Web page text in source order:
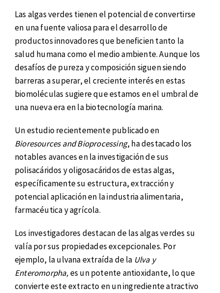
Las algas verdes tienen el potencial de convertirse
en una fuente valiosa para el desarrollo de
productos innovadores que beneficien tanto la
salud humana como el medio ambiente. Aunque los
desafíos de pureza y composición siguen siendo
barreras a superar, el creciente interés en estas
biomoléculas sugiere que estamos en el umbral de
una nueva era en la biotecnología marina.
Un estudio recientemente publicado en
Bioresources and Bioprocessing, ha destacado los
notables avances en la investigación de sus
polisacáridos y oligosacáridos de estas algas,
específicamente su estructura, extracción y
potencial aplicación en la industria alimentaria,
farmacéutica y agrícola.
Los investigadores destacan de las algas verdes su
valía por sus propiedades excepcionales. Por
ejemplo, la ulvana extraída de la Ulva y
Enteromorpha,es un potente antioxidante, lo que
convierte este extracto en un ingrediente atractivo